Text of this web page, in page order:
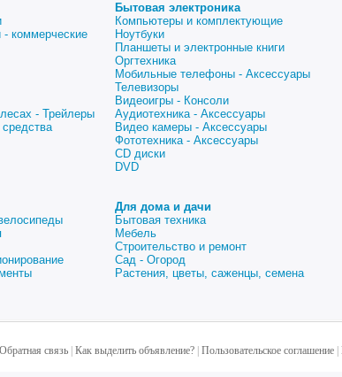
- коммерческие
- Трейлеры
Бытовая электроника
Компьютеры и комплектующие
Ноутбуки
Планшеты и электронные книги
Оргтехника
Мобильные телефоны - Аксессуары
Телевизоры
Видеоигры - Консоли
Аудиотехника - Аксессуары
Видео камеры - Аксессуары
Фототехника - Аксессуары
CD диски
DVD
Для дома и дачи
Бытовая техника
Мебель
Строительство и ремонт
Сад - Огород
Растения, цветы, саженцы, семена
Обратная связь| Как выделить объявление?| Пользовательское соглашение|